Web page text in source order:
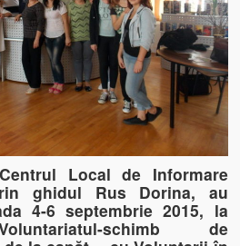
Local de Informare
ghidul Rus Dorina, au
4-6 septembrie 2015, la
schimb de